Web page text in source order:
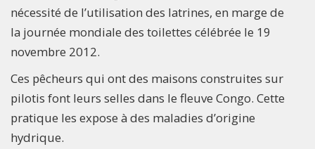
nécessité de l’utilisation des latrines, en marge de
la journée mondiale des toilettes célébrée le 19
novembre 2012.
Ces pêcheurs qui ont des maisons construites sur
pilotis font leurs selles dans le fleuve Congo. Cette
pratique les expose à des maladies d’origine
hydrique.